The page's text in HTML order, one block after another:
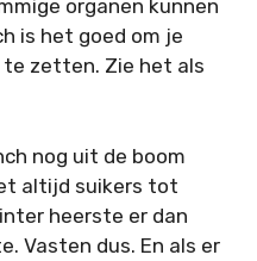
organen kunnen
is het goed om je
zetten. Zie het als
nog uit de boom
altijd suikers tot
heerste er dan
Vasten dus. En als er